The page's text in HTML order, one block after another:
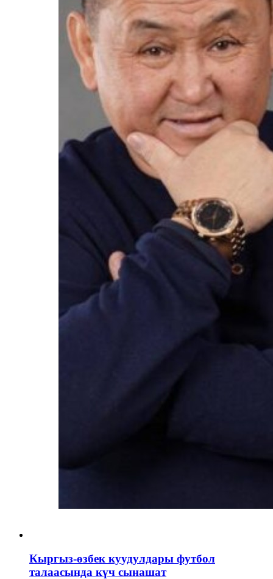
Кыргыз-өзбек куудулдары футбол
талаасында күч сынашат